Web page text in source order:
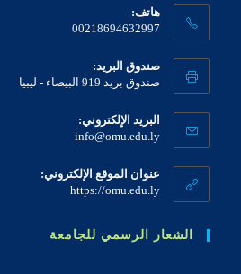
هاتف:
00218694632997
صندوق البريد:
صندوق بريد 919 البيضاء - ليبيا
البريد الإلكتروني:
info@omu.edu.ly
عنوان الموقع الإلكتروني:
https://omu.edu.ly
الشعار الرسمي للجامعة